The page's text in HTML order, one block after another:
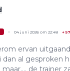
04 juni 2026 om 22:48 +
ervan
dan al gesproken
de trainer